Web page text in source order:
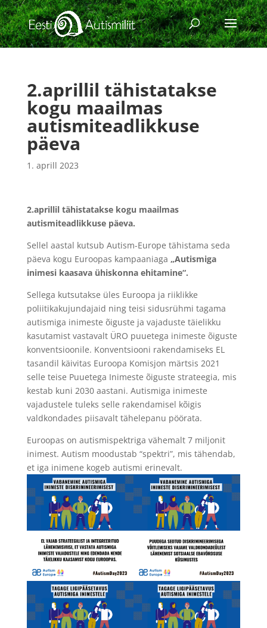
2.aprillil tähistatakse
kogu maailmas
autismiteadlikkuse
päeva
1. aprill 2023
2.aprillil tähistatakse kogu maailmas
autismiteadlikkuse päeva.
Sellel aastal kutsub Autism-Europe tähistama seda
päeva kogu Euroopas kampaaniaga „Autismiga
inimesi kaasava ühiskonna ehitamine“.
Sellega kutsutakse üles Euroopa ja riiklikke
poliitikakujundajaid ning teisi sidusrühmi tagama
autismiga inimeste õiguste ja vajaduste täielikku
kasutamist vastavalt ÜRO puuetega inimeste õiguste
konventsioonile. Konventsiooni rakendamiseks EL
tasandil käivitas Euroopa Komisjon märtsis 2021
selle teise Puuetega Inimeste õiguste strateegia, mis
kestab kuni 2030 aastani. Autismiga inimeste
vajadustele tuleks selle rakendamisel kõigis
valdkondades piisavalt tähelepanu pöörata.
Euroopas on autismispektriga vähemalt 7 miljonit
inimest. Autism moodustab “spektri”, mis tähendab,
et iga inimene kogeb autismi erinevalt.